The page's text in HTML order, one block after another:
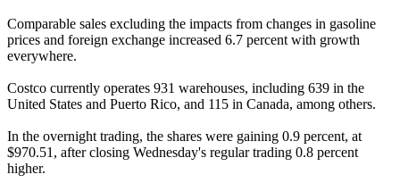
Comparable sales excluding the impacts from changes in gasoline
prices and foreign exchange increased 6.7 percent with growth
everywhere.
Costco currently operates 931 warehouses, including 639 in the
United States and Puerto Rico, and 115 in Canada, among others.
In the overnight trading, the shares were gaining 0.9 percent, at
$970.51, after closing Wednesday's regular trading 0.8 percent
higher.